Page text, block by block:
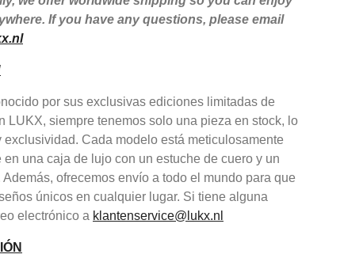
If you have any questions, please email
por sus exclusivas ediciones limitadas de
LUKX, siempre tenemos solo una pieza en stock, lo
Cada modelo está meticulosamente
una caja de lujo con un estuche de cuero y un
ofrecemos envío a todo el mundo para que
únicos en cualquier lugar. Si tiene alguna
electrónico a klantenservice@lukx.nl